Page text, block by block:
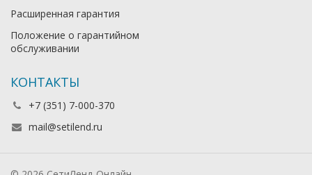
Расширенная гарантия
Положение о гарантийном
обслуживании
КОНТАКТЫ
+7 (351) 7-000-370
mail@setilend.ru